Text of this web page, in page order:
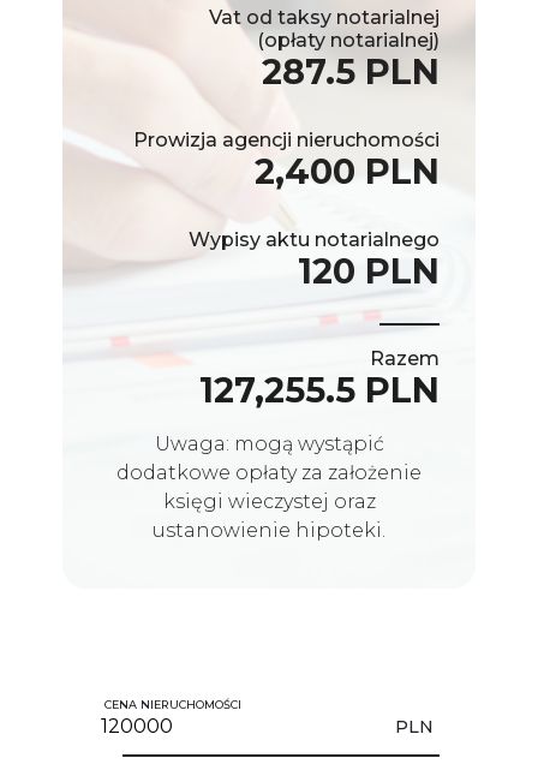
Vat od taksy notarialnej
(opłaty notarialnej)
287.5 PLN
Prowizja agencji nieruchomości
2,400 PLN
Wypisy aktu notarialnego
120 PLN
Razem
127,255.5 PLN
Uwaga: mogą wystąpić
dodatkowe opłaty za założenie
księgi wieczystej oraz
ustanowienie hipoteki.
CENA NIERUCHOMOŚCI
PLN